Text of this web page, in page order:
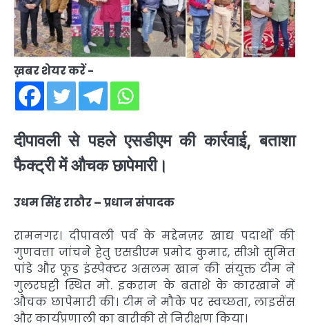
ख़बर शेयर करें -
दीपावली से पहले एसडीएम की कार्रवाई, बताशा
फैक्ट्री में औचक छापेमारी।
उधम सिंह राठौर – प्रधान संपादक
रामनगर। दीपावली पर्व के मद्देनज़र खाद्य पदार्थों की
गुणवत्ता जांचने हेतु एसडीएम प्रमोद कुमार, सीओ सुमित
पांडे और फूड इंस्पेक्टर असलम खान की संयुक्त टीम ने
गुलरघट्टी स्थित मो. इकराम के बताशे के कारखाने में
औचक छापेमारी की। टीम ने मौके पर स्वच्छता, लाइसेंस
और कार्यप्रणाली का बारीकी से निरीक्षण किया।